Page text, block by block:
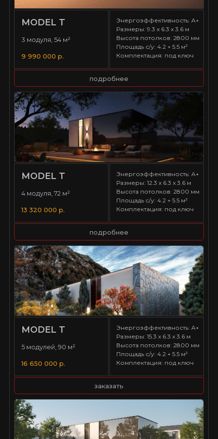
3 модуля, 54 м²
MODEL T
9 990 000 р.
Энергоэффективность: А+
Размеры: 9.3 х 6.3 х 3.6 м
Высота потолков: 2800 мм
Площадь с/у: 4.2 + 5.5 м²
Комплектация: под ключ
подробнее
4 модуля, 72 м²
MODEL T
13 320 000 р.
Энергоэффективность: А+
Размеры: 12.3 х 6.3 х 3.6 м
Высота потолков: 2800 мм
Площадь с/у: 4.2 + 5.5 м²
Комплектация: под ключ
подробнее
5 модулей, 90 м²
MODEL T
16 650 000 р.
Энергоэффективность: А+
Размеры: 15.3 х 6.3 х 3.6 м
Высота потолков: 2800 мм
Площадь с/у: 4.2 + 5.5 м²
Комплектация: под ключ
заказать